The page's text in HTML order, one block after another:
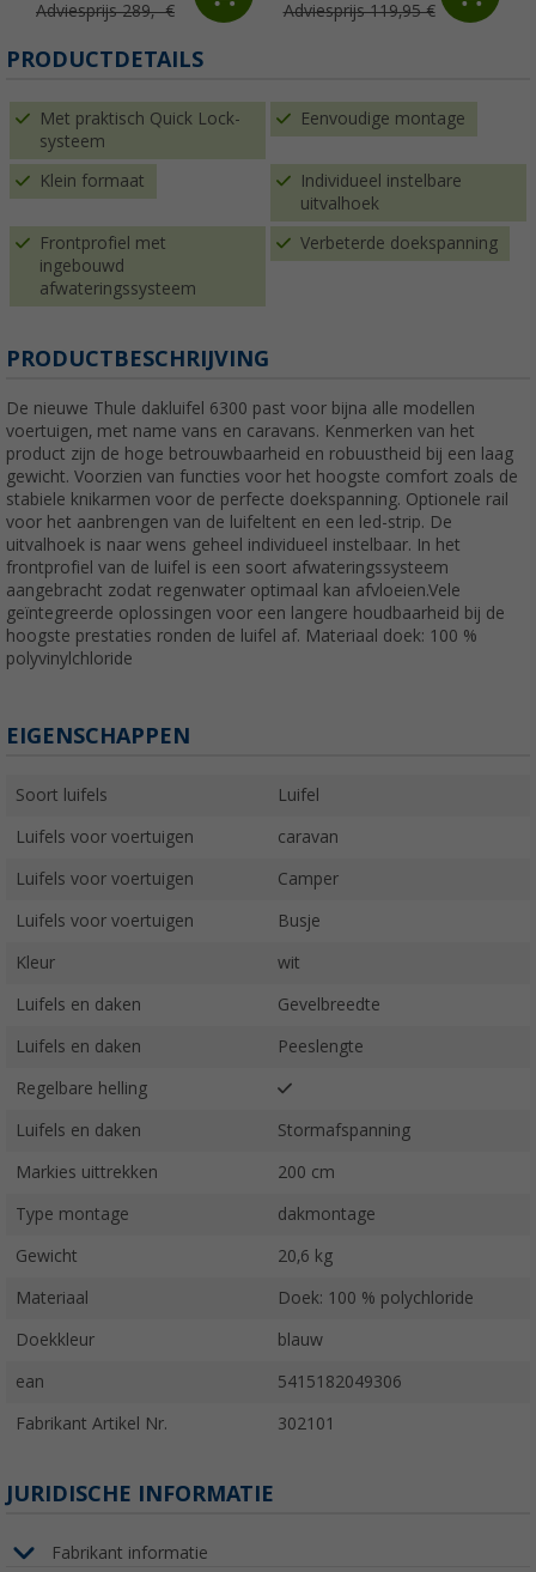
Adviesprijs 289,- € Adviesprijs 119,95 €
PRODUCTDETAILS
Met praktisch Quick Lock-
systeem
Eenvoudige montage
Klein formaat
Individueel instelbare
uitvalhoek
Frontprofiel met
ingebouwd
afwateringssysteem
Verbeterde doekspanning
PRODUCTBESCHRIJVING
De nieuwe Thule dakluifel 6300 past voor bijna alle modellen
voertuigen, met name vans en caravans. Kenmerken van het
product zijn de hoge betrouwbaarheid en robuustheid bij een laag
gewicht. Voorzien van functies voor het hoogste comfort zoals de
stabiele knikarmen voor de perfecte doekspanning. Optionele rail
voor het aanbrengen van de luifeltent en een led-strip. De
uitvalhoek is naar wens geheel individueel instelbaar. In het
frontprofiel van de luifel is een soort afwateringssysteem
aangebracht zodat regenwater optimaal kan afvloeien.Vele
geïntegreerde oplossingen voor een langere houdbaarheid bij de
hoogste prestaties ronden de luifel af. Materiaal doek: 100 %
polyvinylchloride
EIGENSCHAPPEN
Soort luifels Luifel
Luifels voor voertuigen caravan
Luifels voor voertuigen Camper
Luifels voor voertuigen Busje
Kleur wit
Luifels en daken Gevelbreedte
Luifels en daken Peeslengte
Regelbare helling
Luifels en daken Stormafspanning
Markies uittrekken 200 cm
Type montage dakmontage
Gewicht 20,6 kg
Materiaal Doek: 100 % polychloride
Doekkleur blauw
ean 5415182049306
Fabrikant Artikel Nr. 302101
JURIDISCHE INFORMATIE
Fabrikant informatie